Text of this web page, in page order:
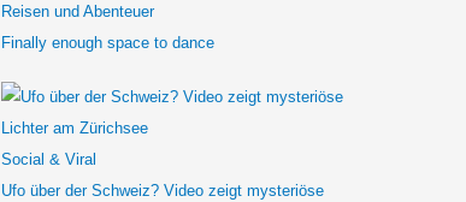
Reisen und Abenteuer
Finally enough space to dance
Social & Viral
Ufo über der Schweiz? Video zeigt mysteriöse